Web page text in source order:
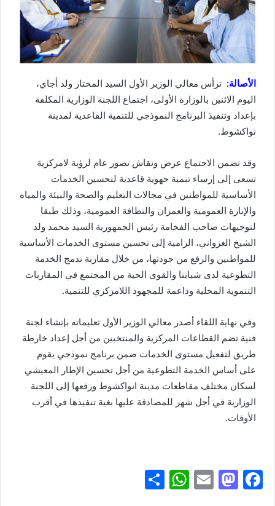
الأصالة: ترأس معالي الوزير الأول السيد المختار ولد أجاي،
اليوم الاثنين بالوزارة الأولى، اجتماع اللجنة الوزارية المكلفة
بإعداد وتنفيذ البرنامج النموذجي للتنمية القاعدية لمدينة
نواكشوط.
وقد تضمن الاجتماع عرض ونقاش تصور عام لرؤية لامركزية
تسعى إلى إرساء تنمية جهوية قاعدية لتحسين الخدمات
الأساسية للمواطنين في مجالات التعليم والصحة والبيئة والمياه
والإنارة العمومية والعمران والنظافة العمومية، وذلك طبقا
لتوجيهات صاحب الفخامة رئيس الجمهورية السيد محمد ولد
الشيخ الغزواني، الرامية إلى تحسين مستوى الخدمات الأساسية
للمواطنين والرفع من جودتها، من خلال مقاربة تدمج الخدمة
التطوعية لدى شبابنا والقوى الحية من المجتمع في المقاربات
التنموية المحلية وداعمة للمجهود اللامركزي للتنمية.
وفي نهاية اللقاء أصدر معالي الوزير الأول تعليماته بإنشاء لجنة
فنية تضم القطاعات المركزية والمنتخبين من أجل إعداد خارطة
طريق لتفعيل مستوى الخدمات ضمن برنامج نموذجي يقوم
على أساس الخدمة التطوعية من أجل تحسين الإطار المعيشي
لسكان مختلف مقاطعات مدينة انواكشوط ورفعها إلى اللجنة
الوزارية في أجل شهر للمصادقة عليها بغية تنفيذها في أقرب
الأوقات.
F
M
E
W